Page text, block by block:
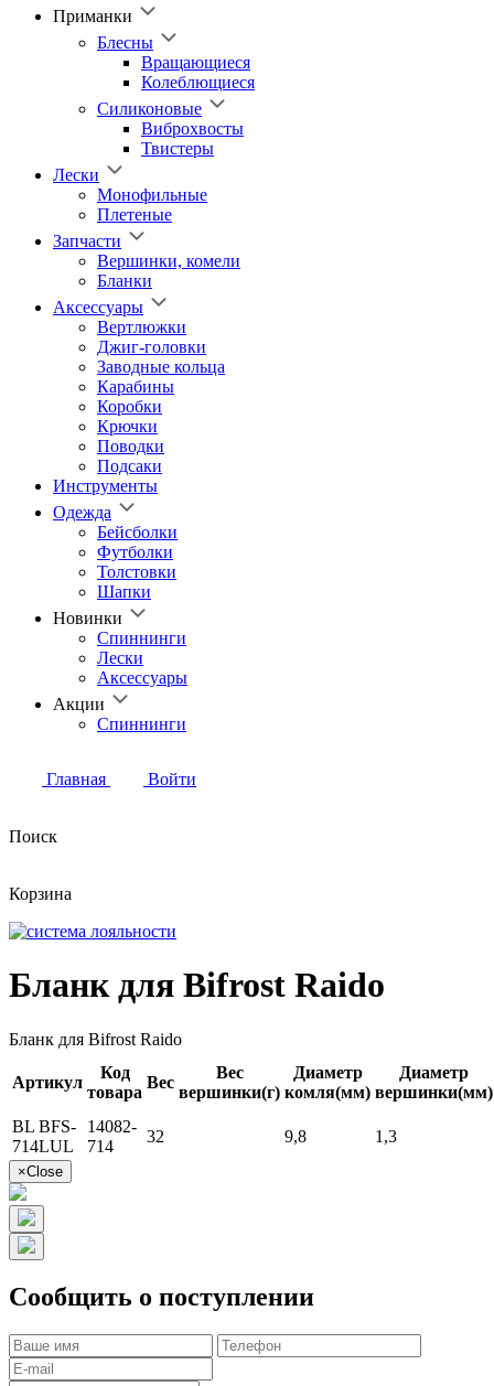
Приманки
Блесны
Вращающиеся
Колеблющиеся
Силиконовые
Виброхвосты
Твистеры
Лески
Монофильные
Плетеные
Запчасти
Вершинки, комели
Бланки
Аксессуары
Вертлюжки
Джиг-головки
Заводные кольца
Карабины
Коробки
Крючки
Поводки
Подсаки
Инструменты
Одежда
Бейсболки
Футболки
Толстовки
Шапки
Новинки
Спиннинги
Лески
Аксессуары
Акции
Спиннинги
Главная Войти
Поиск
Корзина
Бланк для Bifrost Raido
Бланк для Bifrost Raido
Артикул
Код
товара
Вес
Вес
вершинки(г)
Диаметр
комля(мм)
Диаметр
вершинки(мм)
BL BFS-
714LUL
14082-
714
32 9,8 1,3
×Close
Сообщить о поступлении